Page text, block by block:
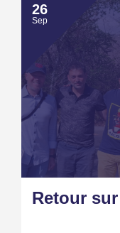
26
Sep
Retour